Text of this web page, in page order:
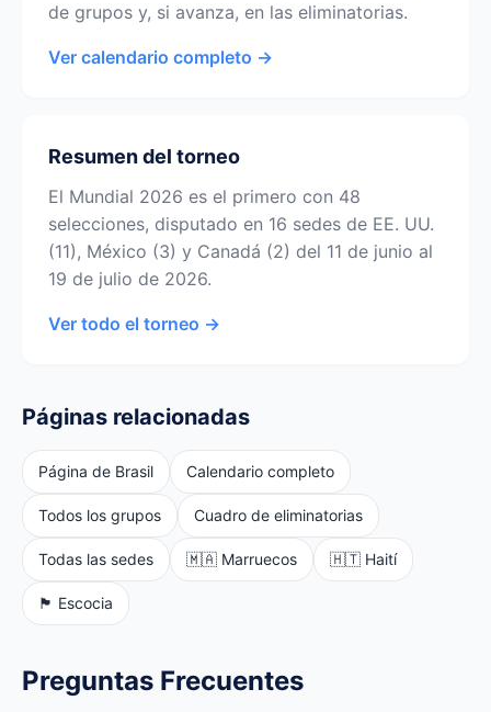
de grupos y, si avanza, en las eliminatorias.
Ver calendario completo →
Resumen del torneo
El Mundial 2026 es el primero con 48
selecciones, disputado en 16 sedes de EE. UU.
(11), México (3) y Canadá (2) del 11 de junio al
19 de julio de 2026.
Ver todo el torneo →
Páginas relacionadas
Página de Brasil Calendario completo
Todos los grupos Cuadro de eliminatorias
Todas las sedes 🇲🇦 Marruecos 🇭🇹 Haití
🏴󠁧󠁢󠁳󠁣󠁴󠁿 Escocia
Preguntas Frecuentes